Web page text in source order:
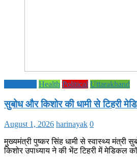
Health Political Uttarakhand
सुबोध और किशोर की धामी से टिहरी
August 1, 2026 harinayak 0
मुख्यमंत्री पुष्कर सिंह धामी से स्वास्थ्य मंत्री
किशोर उपाध्याय ने की भेंट टिहरी में मेडिकल